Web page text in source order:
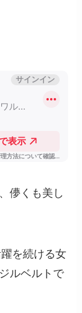
儚くも美し
を続ける女
ルベルトで